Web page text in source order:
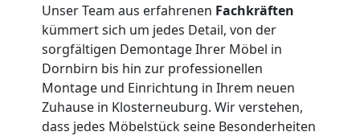
Unser Team aus erfahrenen Fachkräften
kümmert sich um jedes Detail, von der
sorgfältigen Demontage Ihrer Möbel in
Dornbirn bis hin zur professionellen
Montage und Einrichtung in Ihrem neuen
Zuhause in Klosterneuburg. Wir verstehen,
dass jedes Möbelstück seine Besonderheiten
Möbelmontage
Dornbirn